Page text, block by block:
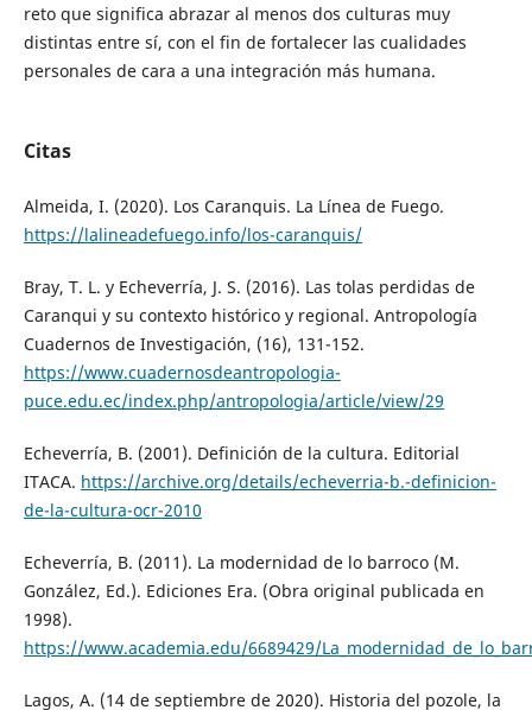
reto que significa abrazar al menos dos culturas muy
distintas entre sí, con el fin de fortalecer las cualidades
personales de cara a una integración más humana.
Citas
Almeida, I. (2020). Los Caranquis. La Línea de Fuego.
https://lalineadefuego.info/los-caranquis/
Bray, T. L. y Echeverría, J. S. (2016). Las tolas perdidas de
Caranqui y su contexto histórico y regional. Antropología
Cuadernos de Investigación, (16), 131-152.
https://www.cuadernosdeantropologia-
puce.edu.ec/index.php/antropologia/article/view/29
Echeverría, B. (2001). Definición de la cultura. Editorial
ITACA. https://archive.org/details/echeverria-b.-definicion-
de-la-cultura-ocr-2010
Echeverría, B. (2011). La modernidad de lo barroco (M.
González, Ed.). Ediciones Era. (Obra original publicada en
1998).
https://www.academia.edu/6689429/
Lagos, A. (14 de septiembre de 2020). Historia del pozole, la